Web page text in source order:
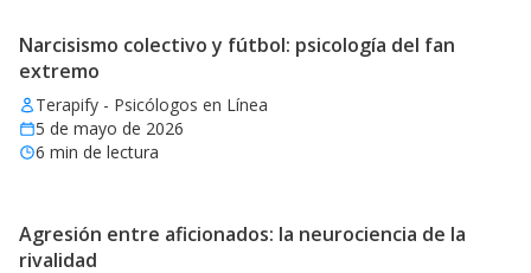
Narcisismo colectivo y fútbol: psicología del fan
extremo
Terapify - Psicólogos en Línea
5 de mayo de 2026
6 min de lectura
Agresión entre aficionados: la neurociencia de la
rivalidad